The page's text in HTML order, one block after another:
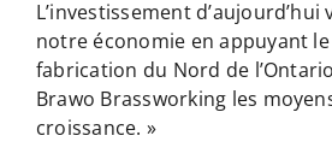
L’investissement
notre économie en appuyant
fabrication du Nord de
Brawo Brassworking les
croissance. »